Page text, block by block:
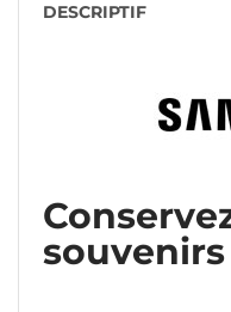
DESCRIPTIF
souvenirs